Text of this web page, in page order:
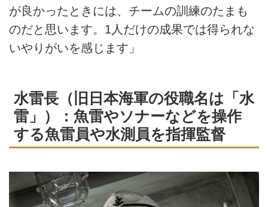
が良かったときには、チームの訓練のたまも
のだと思います。1人だけの成果では得られな
いやりがいを感じます」
水雷長（旧日本海軍の役職名は「水
雷」）：魚雷やソナーなどを操作
する魚雷員や水測員を指揮監督